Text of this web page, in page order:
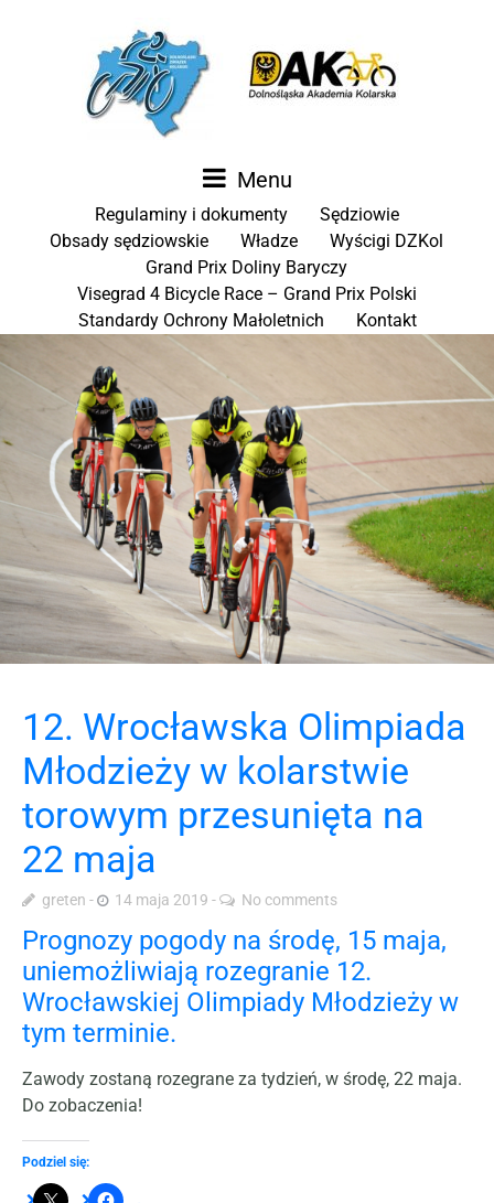
Menu
Regulaminy i dokumenty
Sędziowie
Obsady sędziowskie
Władze
Wyścigi DZKol
Grand Prix Doliny Baryczy
Visegrad 4 Bicycle Race – Grand Prix Polski
Standardy Ochrony Małoletnich
Kontakt
12. Wrocławska Olimpiada
Młodzieży w kolarstwie
torowym przesunięta na
22 maja
greten 14 maja 2019 No comments
Prognozy pogody na środę, 15 maja,
uniemożliwiają rozegranie 12.
Wrocławskiej Olimpiady Młodzieży w
tym terminie.
Zawody zostaną rozegrane za tydzień, w środę, 22 maja.
Do zobaczenia!
Podziel się: